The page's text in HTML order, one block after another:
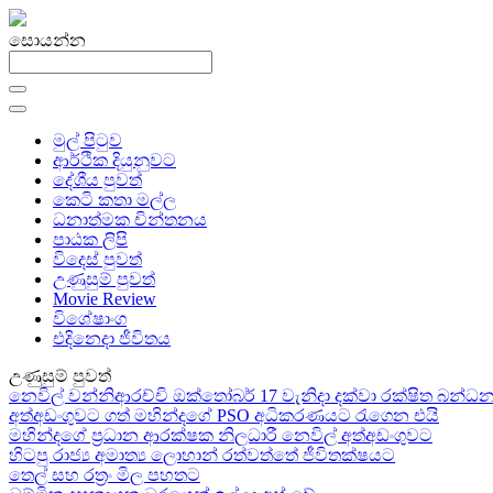
සොයන්න
මුල් පිටුව
ආර්ථික දියුනුවට
දේශීය පුවත්
කෙටි කතා මල්ල
ධනාත්මක චින්තනය
පාඨක ලිපි
විදෙස් පුවත්
උණුසුම් පුවත්
Movie Review
විශේෂාංග
එදිනෙදා ජීවිතය
උණුසුම් පුවත්
නෙවිල් වන්නිආරච්චි ඔක්තෝබර් 17 වැනිදා දක්වා රක්ෂිත
අත්අඩංගුවට ගත් මහින්දගේ PSO අධිකරණයට රැගෙන එයි
මහින්දගේ ප්‍රධාන ආරක්ෂක නිලධාරී නෙවිල් අත්අඩංගුවට
හිටපු රාජ්‍ය අමාත්‍ය ලොහාන් රත්වත්තේ ජීවිතක්ෂයට
තෙල් සහ රත්‍රං මිල පහතට